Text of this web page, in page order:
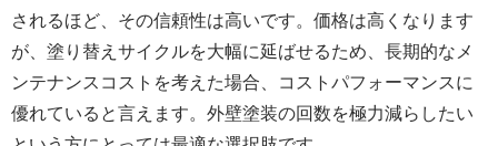
されるほど、その信頼性は高いです。価格は高くなります
が、塗り替えサイクルを大幅に延ばせるため、長期的なメ
ンテナンスコストを考えた場合、コストパフォーマンスに
優れていると言えます。外壁塗装の回数を極力減らしたい